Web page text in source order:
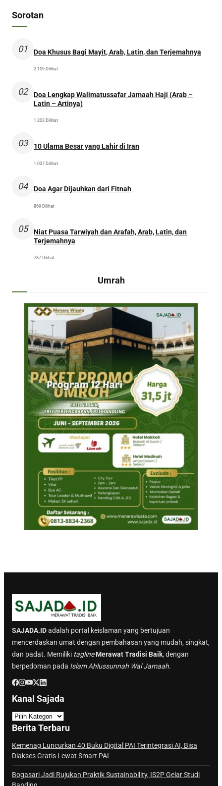
Sorotan
01 Doa Khusus Bagi Mayit, Arab, Latin, dan Terjemahnya
2.159 Dilihat
02
Doa Lengkap Walimatussafar Jamaah Haji (Arab –
Latin – Artinya)
1.203 Dilihat
03 10 Ulama Besar yang Lahir di Iran
1.037 Dilihat
04 Doa Agar Dijauhkan dari Fitnah
869 Dilihat
05
Niat Puasa Tarwiyah dan Arafah, Arab, Latin, dan
Terjemahnya
787 Dilihat
Umrah
SAJADA.IDadalah portal keislaman yang bertujuan
mencerdaskan umat dengan pembahasan yang mudah, singkat,
dan padat. Memiliki tagline Merawat Tradisi Baik, dengan
berpedoman pada Islam Ahlussunnah Wal Jamaah.
Kanal Sajada
a
n
a
l
a
Berita Terbaru
Kemenag Luncurkan 40 Buku Digital PAI Terintegrasi AI, Bisa
Diakses Gratis Lewat Smart PAI
Bogasari Jadi Rujukan Praktik Sustainability, IS2P Gelar Studi